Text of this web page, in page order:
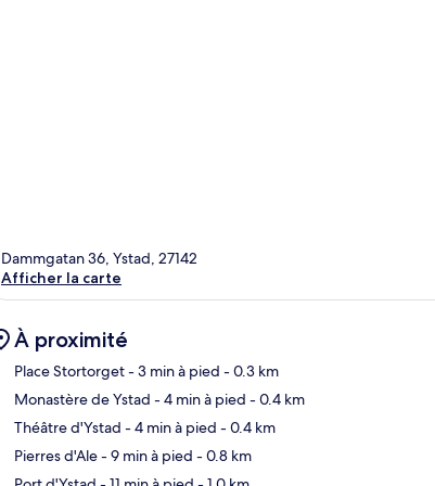
Dammgatan 36, Ystad, 27142
Afficher la carte
À proximité
Place Stortorget- 3 min à pied - 0.3 km
Monastère de Ystad - 4 min à pied - 0.4 km
Théâtre d'Ystad - 4 min à pied - 0.4 km
Pierres d'Ale- 9 min à pied - 0.8 km